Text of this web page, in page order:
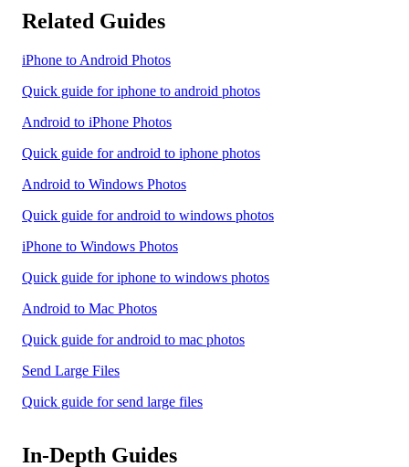
Related Guides
iPhone to Android Photos
Quick guide for iphone to android photos
Android to iPhone Photos
Quick guide for android to iphone photos
Android to Windows Photos
Quick guide for android to windows photos
iPhone to Windows Photos
Quick guide for iphone to windows photos
Android to Mac Photos
Quick guide for android to mac photos
Send Large Files
Quick guide for send large files
In-Depth Guides